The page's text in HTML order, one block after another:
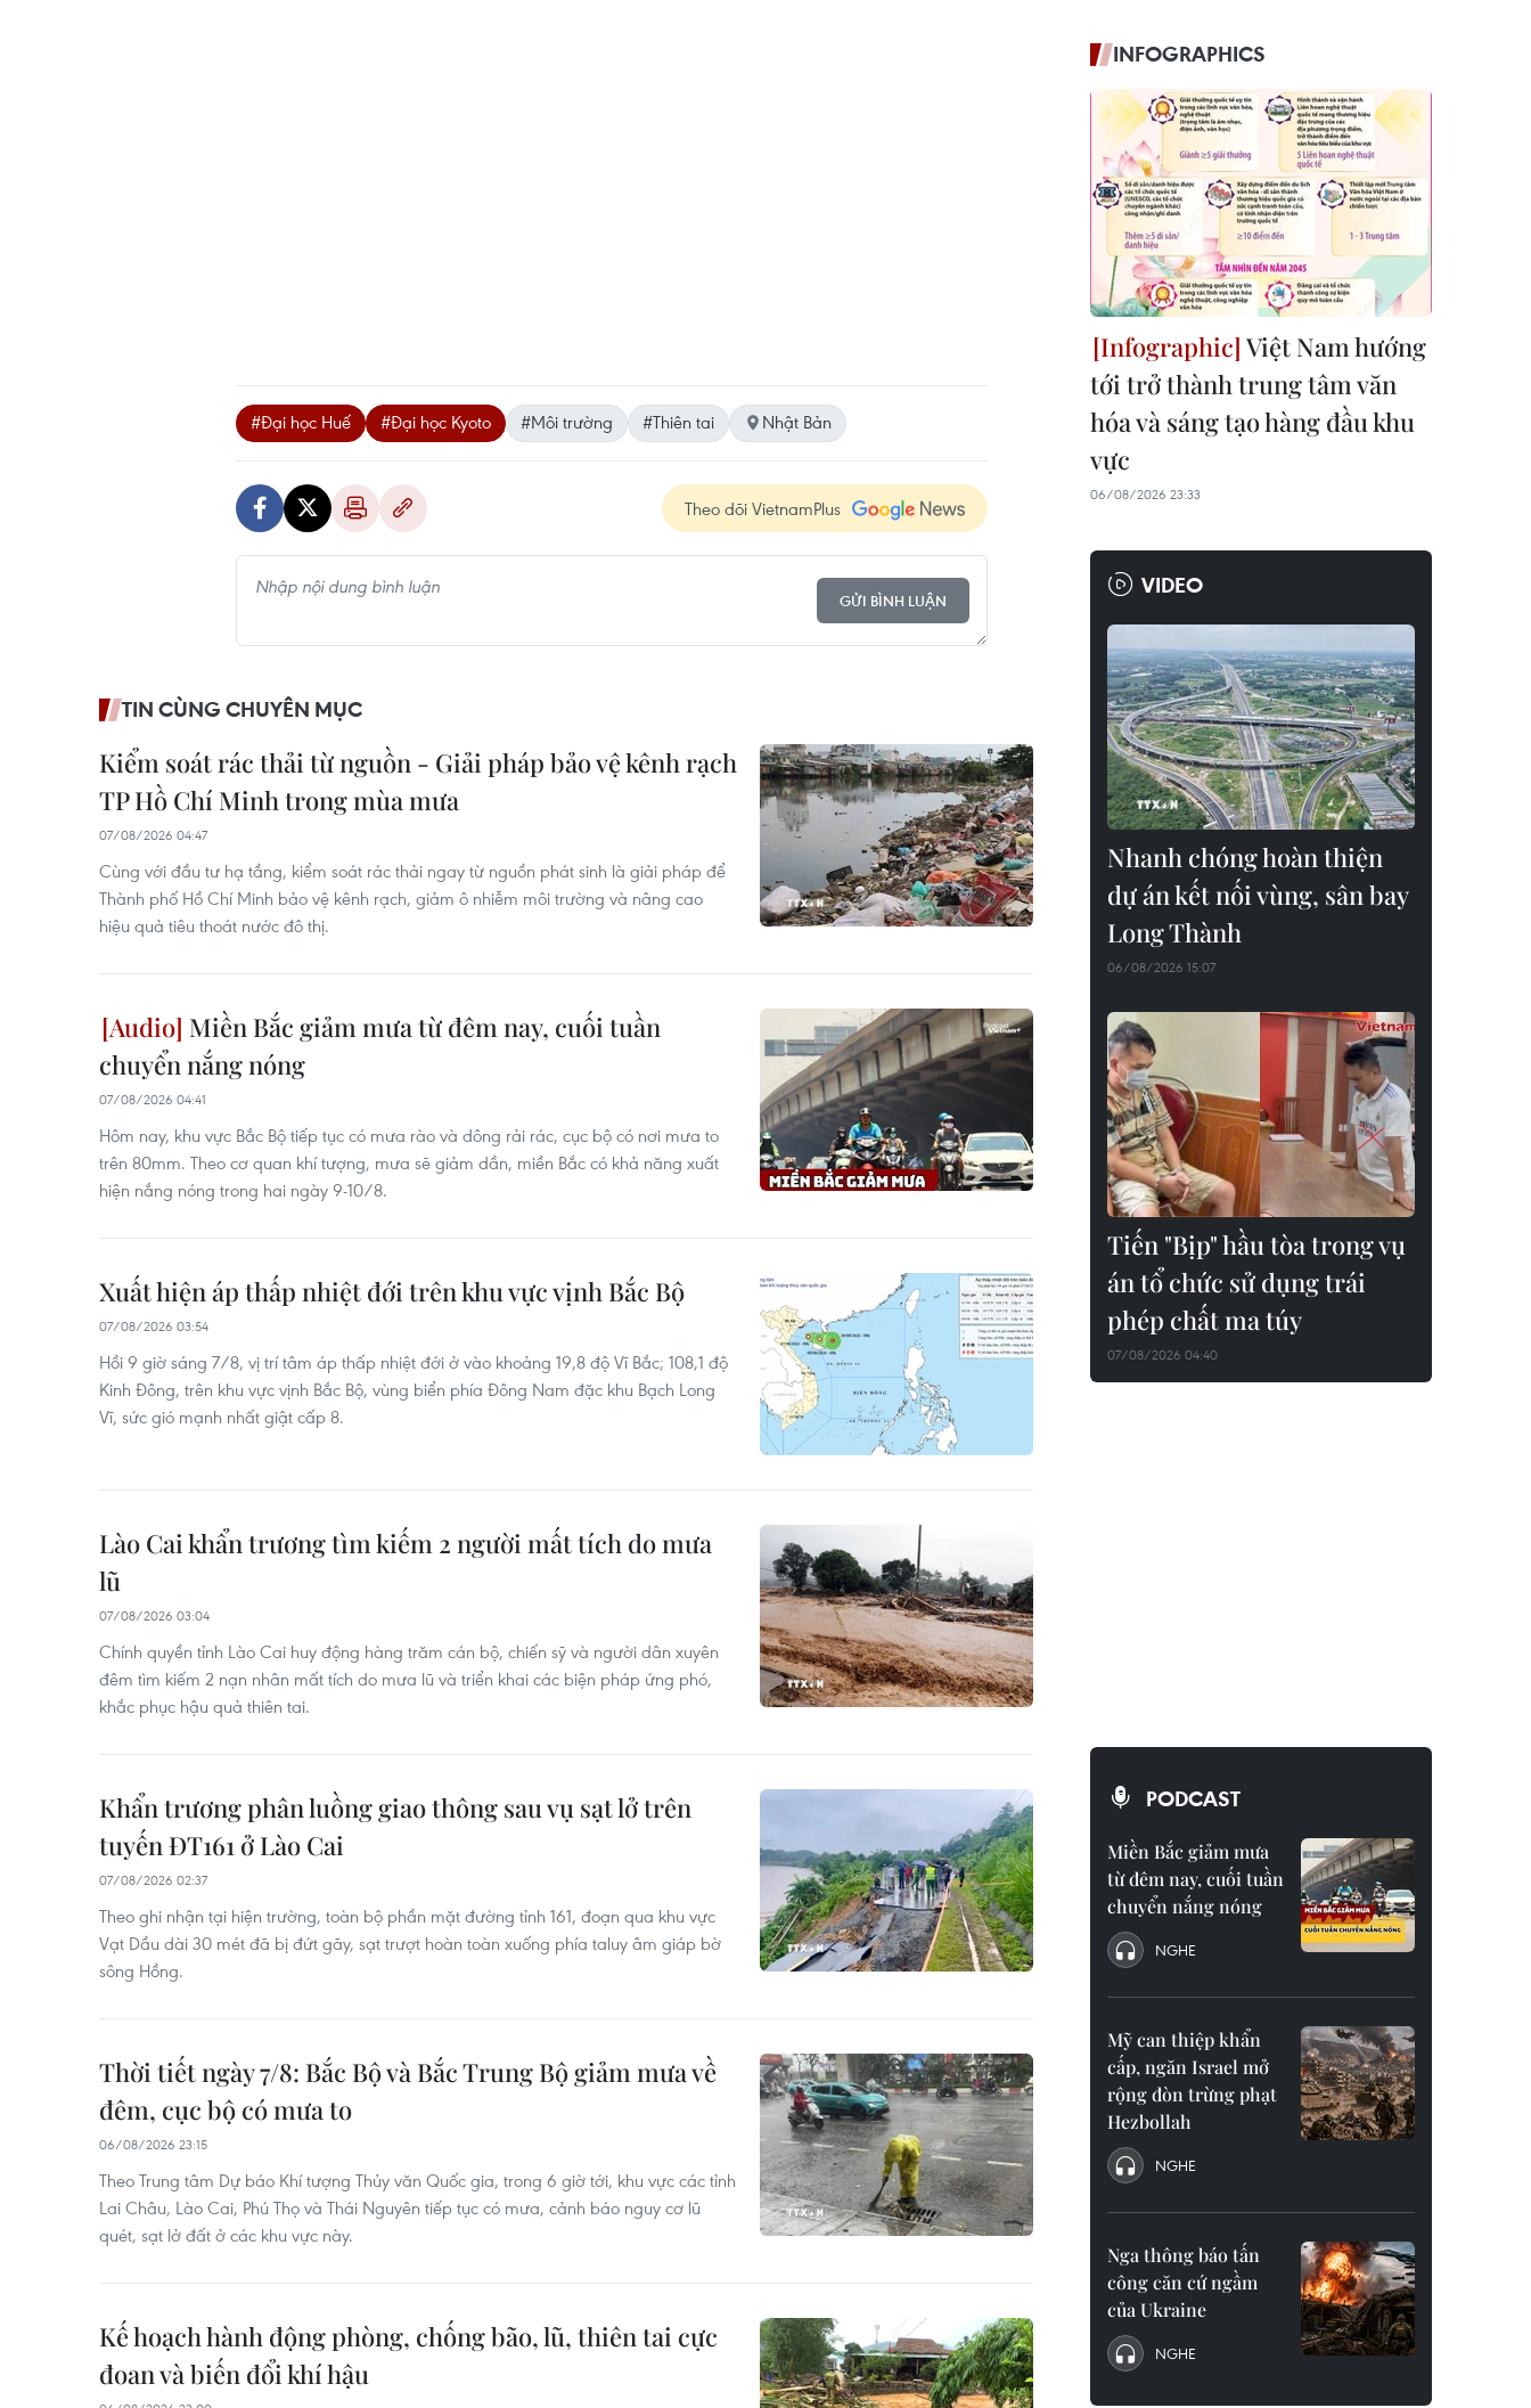
#Đại học Huế #Đại học Kyoto #Môi trường #Thiên tai Nhật Bản
Theo dõi VietnamPlus
GỬI BÌNH LUẬN
TIN CÙNG CHUYÊN MỤC
Kiểm soát rác thải từ nguồn - Giải pháp bảo vệ kênh rạch
TP Hồ Chí Minh trong mùa mưa
07/08/2026 04:47
Cùng với đầu tư hạ tầng, kiểm soát rác thải ngay từ nguồn phát sinh là giải pháp để
Thành phố Hồ Chí Minh bảo vệ kênh rạch, giảm ô nhiễm môi trường và nâng cao
hiệu quả tiêu thoát nước đô thị.
Miền Bắc giảm mưa từ đêm nay, cuối tuần
chuyển nắng nóng
07/08/2026 04:41
Hôm nay, khu vực Bắc Bộ tiếp tục có mưa rào và dông rải rác, cục bộ có nơi mưa to
trên 80mm. Theo cơ quan khí tượng, mưa sẽ giảm dần, miền Bắc có khả năng xuất
hiện nắng nóng trong hai ngày 9-10/8.
Xuất hiện áp thấp nhiệt đới trên khu vực vịnh Bắc Bộ
07/08/2026 03:54
Hồi 9 giờ sáng 7/8, vị trí tâm áp thấp nhiệt đới ở vào khoảng 19,8 độ Vĩ Bắc; 108,1 độ
Kinh Đông, trên khu vực vịnh Bắc Bộ, vùng biển phía Đông Nam đặc khu Bạch Long
Vĩ, sức gió mạnh nhất giật cấp 8.
Lào Cai khẩn trương tìm kiếm 2 người mất tích do mưa
lũ
07/08/2026 03:04
Chính quyền tỉnh Lào Cai huy động hàng trăm cán bộ, chiến sỹ và người dân xuyên
đêm tìm kiếm 2 nạn nhân mất tích do mưa lũ và triển khai các biện pháp ứng phó,
khắc phục hậu quả thiên tai.
Khẩn trương phân luồng giao thông sau vụ sạt lở trên
tuyến ĐT161 ở Lào Cai
07/08/2026 02:37
Theo ghi nhận tại hiện trường, toàn bộ phần mặt đường tỉnh 161, đoạn qua khu vực
Vạt Dầu dài 30 mét đã bị đứt gãy, sạt trượt hoàn toàn xuống phía taluy âm giáp bờ
sông Hồng.
Thời tiết ngày 7/8: Bắc Bộ và Bắc Trung Bộ giảm mưa về
đêm, cục bộ có mưa to
06/08/2026 23:15
Theo Trung tâm Dự báo Khí tượng Thủy văn Quốc gia, trong 6 giờ tới, khu vực các tỉnh
Lai Châu, Lào Cai, Phú Thọ và Thái Nguyên tiếp tục có mưa, cảnh báo nguy cơ lũ
quét, sạt lở đất ở các khu vực này.
Kế hoạch hành động phòng, chống bão, lũ, thiên tai cực
đoan và biến đổi khí hậu
INFOGRAPHICS
Việt Nam hướng
tới trở thành trung tâm văn
hóa và sáng tạo hàng đầu khu
vực
06/08/2026 23:33
VIDEO
Nhanh chóng hoàn thiện
dự án kết nối vùng, sân bay
Long Thành
06/08/2026 15:07
Tiến "Bịp" hầu tòa trong vụ
án tổ chức sử dụng trái
phép chất ma túy
07/08/2026 04:40
PODCAST
Miền Bắc giảm mưa
từ đêm nay, cuối tuần
chuyển nắng nóng
NGHE
Mỹ can thiệp khẩn
cấp, ngăn Israel mở
rộng đòn trừng phạt
Hezbollah
NGHE
Nga thông báo tấn
công căn cứ ngầm
của Ukraine
NGHE